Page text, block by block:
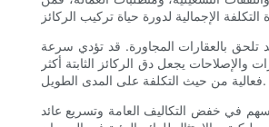
تلحق بالعقارات المجاورة. قد تؤدي سرعة
يجعل دق الركائز الثابتة أكثر
فعالية من حيث التكلفة على المدى الطويل.
يُسهم في خفض التكاليف العامة وتسريع عائد